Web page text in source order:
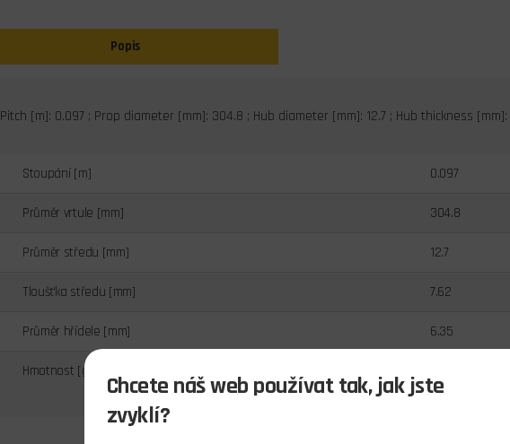
Popis
Pitch [m]: 0.097 ; Prop diameter [mm]: 304.8 ; Hub diameter [mm]: 12.7 ; Hub thickness
Stoupání [m] 0.097
Průměr vrtule [mm] 304.8
Průměr středu [mm] 12.7
Tloušťka středu [mm] 7.62
Průměr hřídele [mm] 6.35
Hmotnost [g]
Chcete náš web používat tak, jak jste
zvyklí?